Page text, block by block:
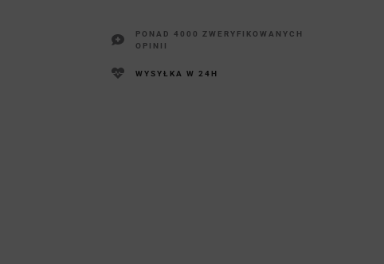
PONAD 4000 ZWERYFIKOWANYCH
OPINII
WYSYŁKA W 24H